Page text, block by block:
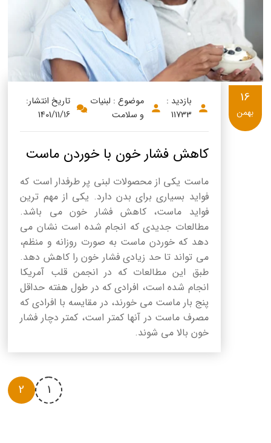
خامه
سینما دوماس
رادیو دوماس
دانستنی های سلامت
English
Russian
بازدید :
11733
موضوع : لبنیات
و سلامت
تاریخ انتشار:
1401/11/16
کاهش فشار خون با خوردن ماست
ماست یکی از محصولات لبنی پر طرفدار است که
فواید بسیاری برای بدن دارد. یکی از مهم ترین
فواید ماست، کاهش فشار خون می باشد.
مطالعات جدیدی که انجام شده است نشان می
دهد که خوردن ماست به صورت روزانه و منظم،
می تواند تا حد زیادی فشار خون را کاهش دهد.
طبق این مطالعات که در انجمن قلب آمریکا
انجام شده است، افرادی که در طول هفته حداقل
پنج بار ماست می خورند، در مقایسه با افرادی که
مصرف ماست در آنها کمتر است، کمتر دچار فشار
خون بالا می شوند.
16
بهمن
1
2